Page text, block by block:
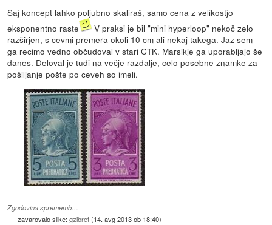
Saj koncept lahko poljubno skaliraš, samo cena z velikostjo
eksponentno raste
V praksi je bil "mini hyperloop" nekoč zelo
razširjen, s cevmi premera okoli 10 cm ali nekaj takega. Jaz sem
ga recimo vedno občudoval v stari CTK. Marsikje ga uporabljajo še
danes. Deloval je tudi na večje razdalje, celo posebne znamke za
pošiljanje pošte po ceveh so imeli.
Zgodovina sprememb…
zavarovalo slike:gzibret(14. avg 2013 ob 18:40)